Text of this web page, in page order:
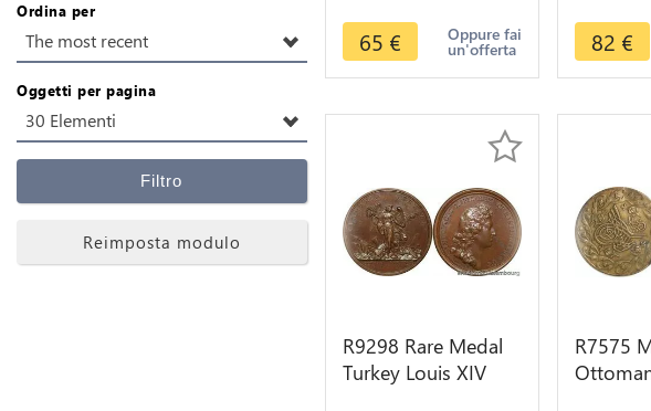
Ordina per
The most recent
Oggetti per pagina
30 Elementi
Filtro
Reimposta modulo
Nicomedia -> Make
offer
65 € Oppure fai
un'offerta
> Make
82 €
R9298 Rare Medal
Turkey Louis XIV
R7575